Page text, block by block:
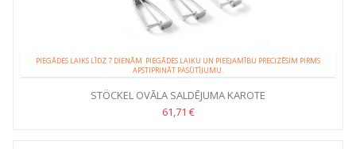
PIEGĀDES LAIKS LĪDZ 7 DIENĀM. PIEGĀDES LAIKU UN PIEEJAMĪBU PRECIZĒSIM PIRMS
APSTIPRINĀT PASŪTĪJUMU.
STÖCKEL OVĀLA SALDĒJUMA KAROTE
61,71 €